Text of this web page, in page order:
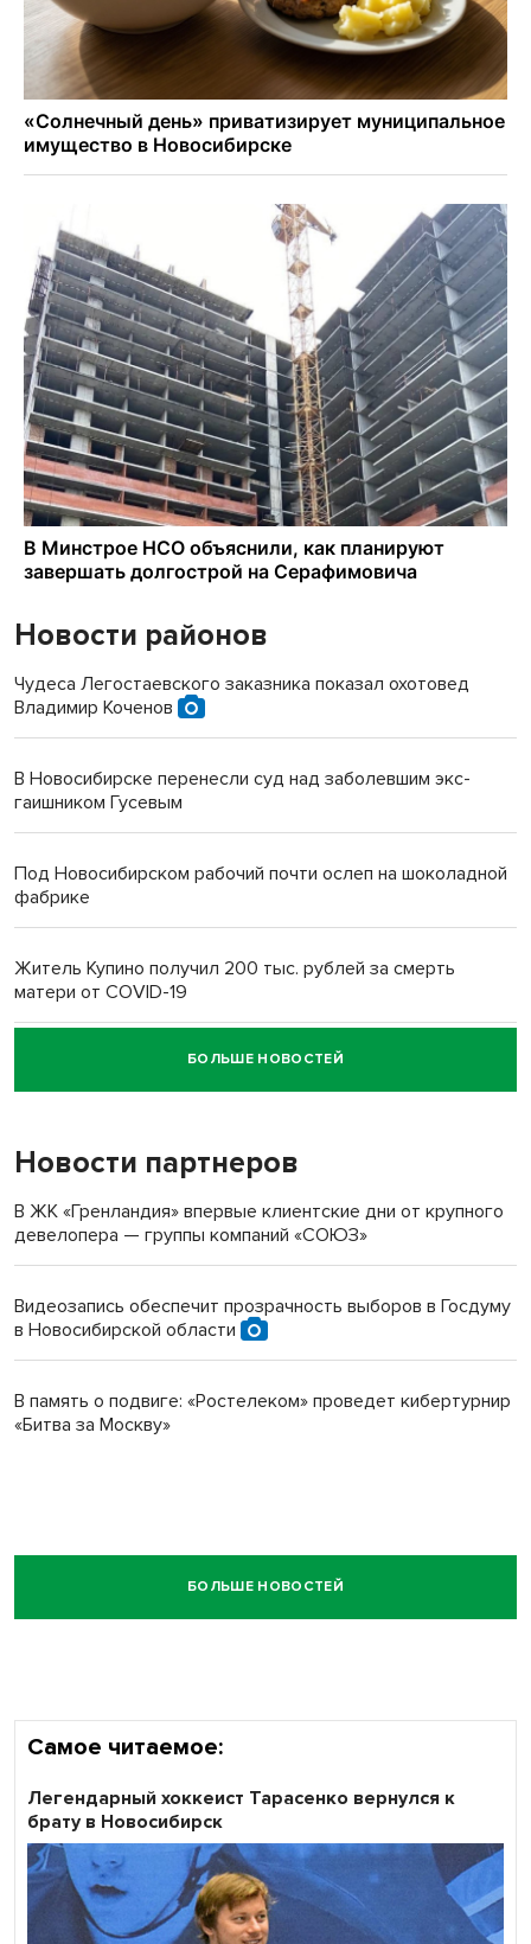
Новости районов
Чудеса Легостаевского заказника показал охотовед
Владимир Коченов
В Новосибирске перенесли суд над заболевшим экс-
гаишником Гусевым
Под Новосибирском рабочий почти ослеп на шоколадной
фабрике
Житель Купино получил 200 тыс. рублей за смерть
матери от COVID-19
Новосибирский суд наказал водителя за смерть
пенсионерки на вокзале
БОЛЬШЕ НОВОСТЕЙ
Новости партнеров
В ЖК «Гренландия» впервые клиентские дни от крупного
девелопера — группы компаний «СОЮЗ»
Видеозапись обеспечит прозрачность выборов в Госдуму
в Новосибирской области
В память о подвиге: «Ростелеком» проведет кибертурнир
«Битва за Москву»
БОЛЬШЕ НОВОСТЕЙ
Самое читаемое:
Легендарный хоккеист Тарасенко вернулся к
брату в Новосибирск